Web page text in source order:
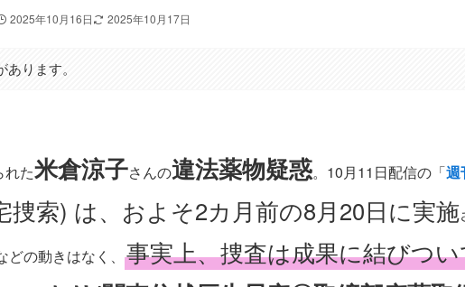
2025年10月16日 2025年10月17日
ります。
た米倉涼子さんの違法薬物疑惑。10月11日配信の「週
捜索) は、およそ2カ月前の8月20日に実施
の動きはなく、 事実上、捜査は成果に結びつ